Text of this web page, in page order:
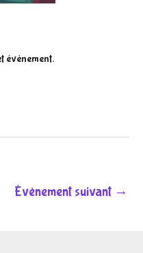
évènement.
Évènement suivant →